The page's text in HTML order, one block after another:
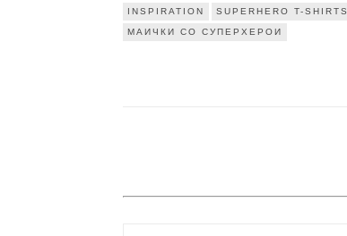
INSPIRATION SUPERHERO T-SHIRTS
МАИЧКИ СО СУПЕРХЕРОИ